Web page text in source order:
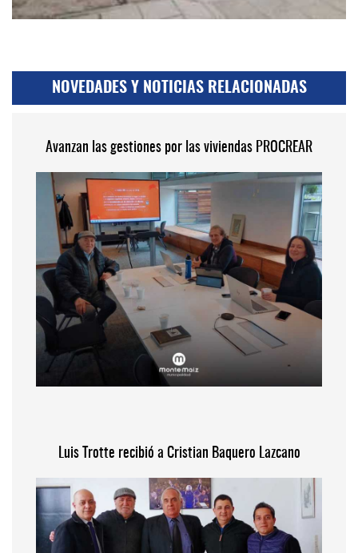
NOVEDADES Y NOTICIAS RELACIONADAS
Avanzan las gestiones por las viviendas PROCREAR
Luis Trotte recibió a Cristian Baquero Lazcano